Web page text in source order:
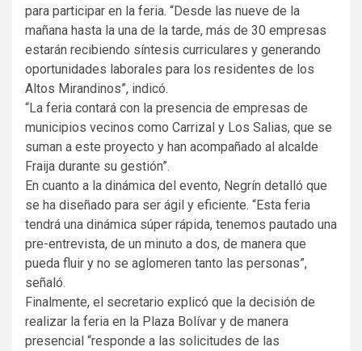
para participar en la feria. “Desde las nueve de la
mañana hasta la una de la tarde, más de 30 empresas
estarán recibiendo síntesis curriculares y generando
oportunidades laborales para los residentes de los
Altos Mirandinos”, indicó.
“La feria contará con la presencia de empresas de
municipios vecinos como Carrizal y Los Salias, que se
suman a este proyecto y han acompañado al alcalde
Fraija durante su gestión”.
En cuanto a la dinámica del evento, Negrín detalló que
se ha diseñado para ser ágil y eficiente. “Esta feria
tendrá una dinámica súper rápida, tenemos pautado una
pre-entrevista, de un minuto a dos, de manera que
pueda fluir y no se aglomeren tanto las personas”,
señaló.
Finalmente, el secretario explicó que la decisión de
realizar la feria en la Plaza Bolívar y de manera
presencial “responde a las solicitudes de las